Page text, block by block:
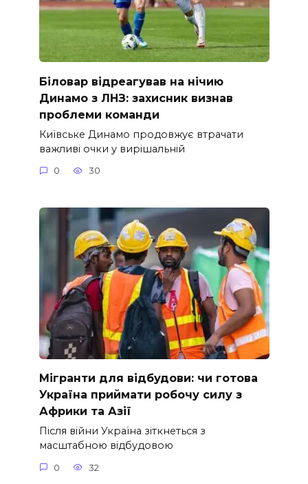
Біловар відреагував на нічию
Динамо з ЛНЗ: захисник визнав
проблеми команди
Київське Динамо продовжує втрачати
важливі очки у вирішальній
0 30
Мігранти для відбудови: чи готова
Україна приймати робочу силу з
Африки та Азії
Після війни Україна зіткнеться з
масштабною відбудовою
0 32